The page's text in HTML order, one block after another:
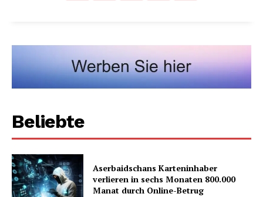
Beliebte
Aserbaidschans Karteninhaber
verlieren in sechs Monaten 800.000
Manat durch Online-Betrug